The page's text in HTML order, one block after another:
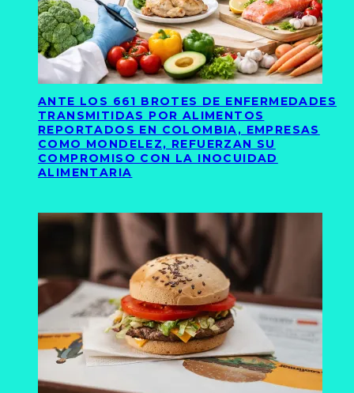
ANTE LOS 661 BROTES DE ENFERMEDADES
TRANSMITIDAS POR ALIMENTOS
REPORTADOS EN COLOMBIA, EMPRESAS
COMO MONDELEZ, REFUERZAN SU
COMPROMISO CON LA INOCUIDAD
ALIMENTARIA